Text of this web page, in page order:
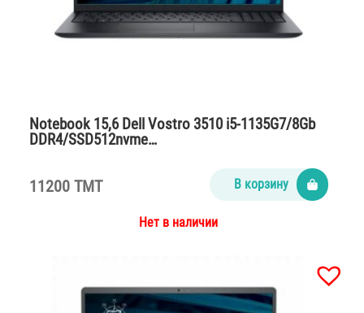
Notebook 15,6 Dell Vostro 3510 i5-1135G7/8Gb
DDR4/SSD512nvme…
11200 TMT В корзину
Нет в наличии